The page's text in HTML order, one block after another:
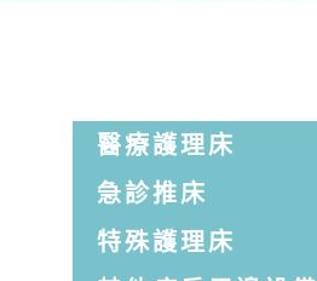
醫療護理床
急診推床
特殊護理床